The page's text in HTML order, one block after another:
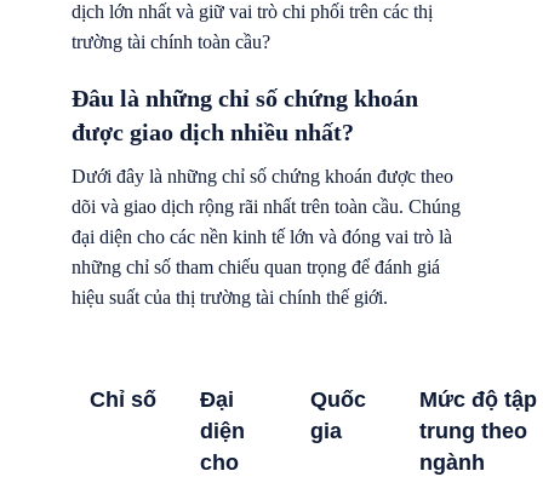
dịch lớn nhất và giữ vai trò chi phối trên các thị
trường tài chính toàn cầu?
Đâu là những chỉ số chứng khoán
được giao dịch nhiều nhất?
Dưới đây là những chỉ số chứng khoán được theo
dõi và giao dịch rộng rãi nhất trên toàn cầu. Chúng
đại diện cho các nền kinh tế lớn và đóng vai trò là
những chỉ số tham chiếu quan trọng để đánh giá
hiệu suất của thị trường tài chính thế giới.
Chỉ số
Đại
diện
cho
Quốc
gia
Mức độ tập
trung theo
ngành